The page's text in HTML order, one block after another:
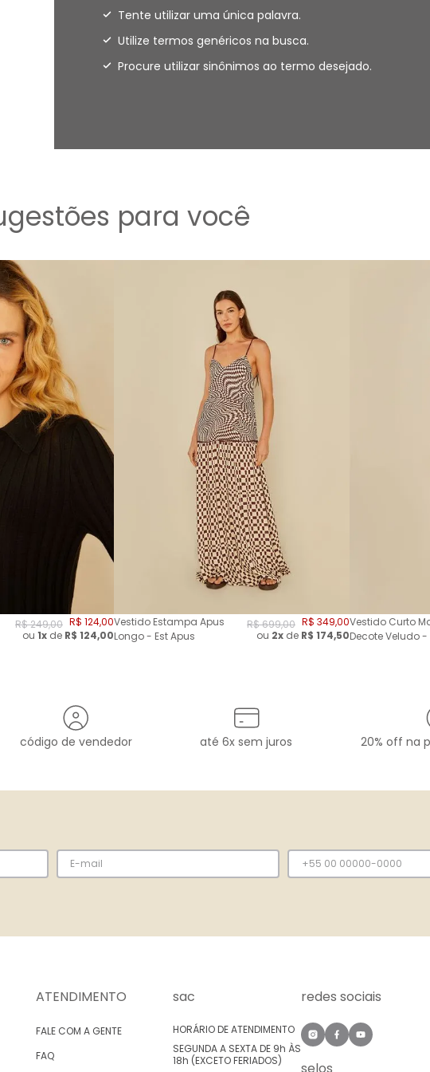
Tente utilizar uma única palavra.
Utilize termos genéricos na busca.
Procure utilizar sinônimos ao termo desejado.
para você
R$249,00 R$ 124,00
ou 1x de R$ 124,00
Vestido Estampa Apus
Longo - Est Apus
R$699,00 R$ 349,00
ou 2x de R$ 174,50
Vestido Curto
Decote Veludo -
código de vendedor até 6x sem juros 20% off na
ATENDIMENTO
FALE COM A GENTE
FAQ
sac
HORÁRIO DE ATENDIMENTO
SEGUNDA A SEXTA DE 9h ÀS
18h (EXCETO FERIADOS)
redes sociais